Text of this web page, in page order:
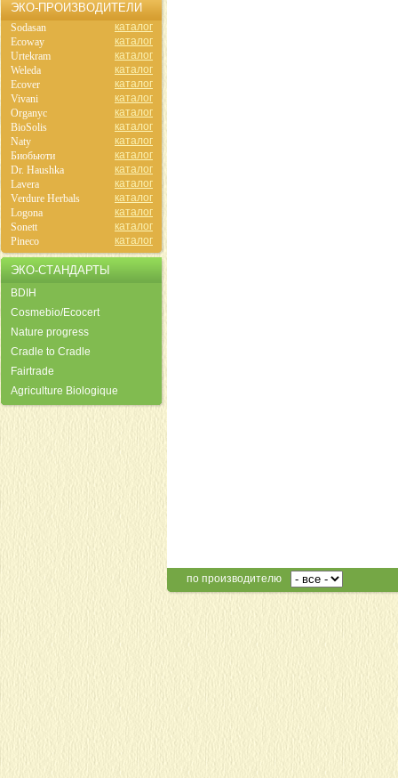
по производителю
ЭКО-ПРОИЗВОДИТЕЛИ
Sodasan
каталог
Ecoway
каталог
Urtekram
каталог
Weleda
каталог
Ecover
каталог
Vivani
каталог
Organyc
каталог
BioSolis
каталог
Naty
каталог
Биобьюти
каталог
Dr. Haushka
каталог
Lavera
каталог
Verdure Herbals
каталог
Logona
каталог
Sonett
каталог
Pineco
каталог
ЭКО-СТАНДАРТЫ
BDIH
Cosmebio/Ecocert
Nature progress
Cradle to Cradle
Fairtrade
Agriculture Biologique